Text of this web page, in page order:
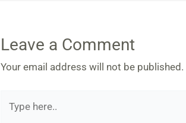
Leave a Comment
Your email address will not be published.
here..